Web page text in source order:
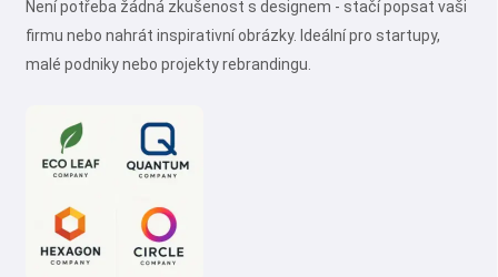
Není potřeba žádná zkušenost s designem - stačí popsat vaši
firmu nebo nahrát inspirativní obrázky. Ideální pro startupy,
malé podniky nebo projekty rebrandingu.